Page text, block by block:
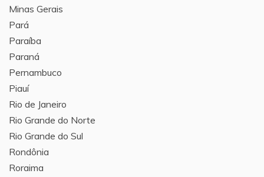
Minas Gerais
Pará
Paraíba
Paraná
Pernambuco
Piauí
Rio de Janeiro
Rio Grande do Norte
Rio Grande do Sul
Rondônia
Roraima